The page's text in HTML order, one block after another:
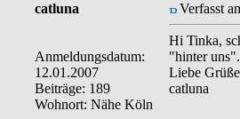
catluna
Anmeldungsdatum:
12.01.2007
Beiträge: 189
Wohnort: Nähe Köln
Verfasst
Hi Tinka,
"hinter
Liebe
catluna